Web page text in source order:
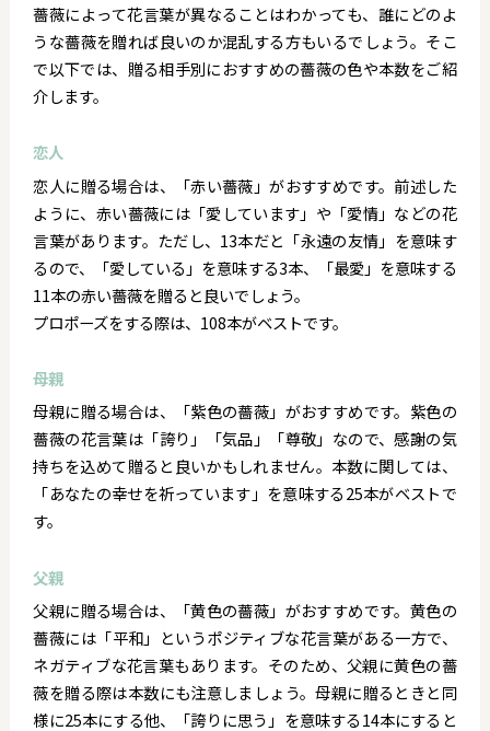
薔薇によって花言葉が異なることはわかっても、誰にどのよ
うな薔薇を贈れば良いのか混乱する方もいるでしょう。そこ
で以下では、贈る相手別におすすめの薔薇の色や本数をご紹
介します。
恋人
恋人に贈る場合は、「赤い薔薇」がおすすめです。前述した
ように、赤い薔薇には「愛しています」や「愛情」などの花
言葉があります。ただし、13本だと「永遠の友情」を意味す
るので、「愛している」を意味する3本、「最愛」を意味する
11本の赤い薔薇を贈ると良いでしょう。
プロポーズをする際は、108本がベストです。
母親
母親に贈る場合は、「紫色の薔薇」がおすすめです。紫色の
薔薇の花言葉は「誇り」「気品」「尊敬」なので、感謝の気
持ちを込めて贈ると良いかもしれません。本数に関しては、
「あなたの幸せを祈っています」を意味する25本がベストで
す。
父親
父親に贈る場合は、「黄色の薔薇」がおすすめです。黄色の
薔薇には「平和」というポジティブな花言葉がある一方で、
ネガティブな花言葉もあります。そのため、父親に黄色の薔
薇を贈る際は本数にも注意しましょう。母親に贈るときと同
様に25本にする他、「誇りに思う」を意味する14本にすると